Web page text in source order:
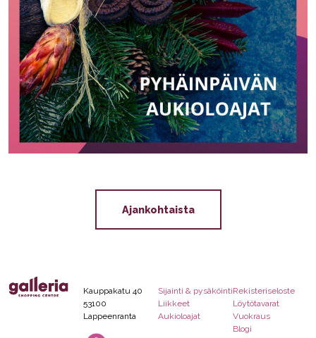
Ajankohtaista
Kauppakatu 40
53100
Lappeenranta
Sijainti & pysäköinti
Liikkeet
Aukioloajat
Rekisteriseloste
Löytötavarat
Vuokraus
Blogi